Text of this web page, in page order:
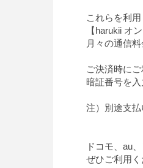
これらを利用
【harukii オ
月々の通信
ご決済時に
暗証番号を入
注）別途支払
ドコモ、au
ぜひご利用く